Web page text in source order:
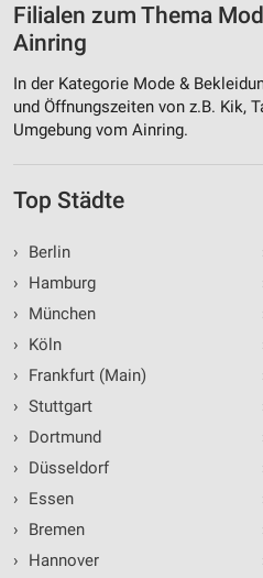
Filialen zum Thema
Ainring
In der Kategorie Mode &
und Öffnungszeiten von z.B. Kik,
Umgebung vom Ainring.
Top Städte
›
Berlin
›
Hamburg
›
München
›
Köln
›
Frankfurt (Main)
› Stuttgart
›
Dortmund
›
Düsseldorf
›
Essen
›
Bremen
›
Hannover